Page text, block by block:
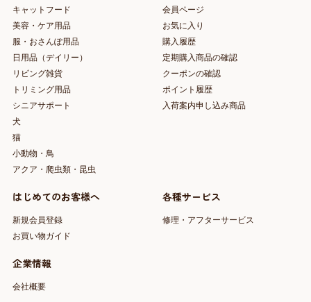
キャットフード
美容・ケア用品
服・おさんぽ用品
日用品（デイリー）
リビング雑貨
トリミング用品
シニアサポート
犬
猫
小動物・鳥
アクア・爬虫類・昆虫
会員ページ
お気に入り
購入履歴
定期購入商品の確認
クーポンの確認
ポイント履歴
入荷案内申し込み商品
はじめてのお客様へ
新規会員登録
お買い物ガイド
各種サービス
修理・アフターサービス
企業情報
会社概要